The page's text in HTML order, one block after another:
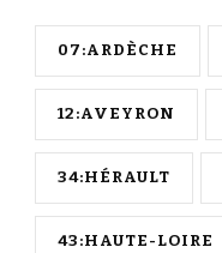
07:ARDÈCHE
12:AVEYRON
34:HÉRAULT
43:HAUTE-LOIRE